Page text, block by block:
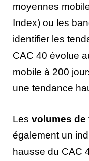
moyennes
Index) ou les
identifier les
CAC 40 évolue
mobile à 200
une tendance
Les volumes
également un
hausse du CAC